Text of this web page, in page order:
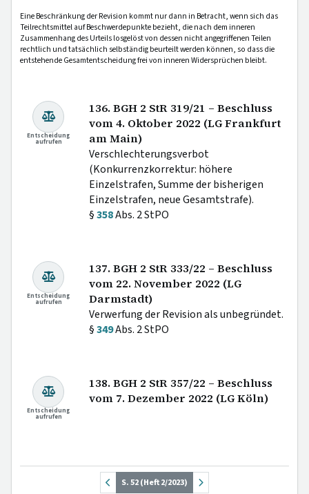
Eine Beschränkung der Revision kommt nur dann in Betracht, wenn sich das
Teilrechtsmittel auf Beschwerdepunkte bezieht, die nach dem inneren
Zusammenhang des Urteils losgelöst von dessen nicht angegriffenen Teilen
rechtlich und tatsächlich selbständig beurteilt werden können, so dass die
entstehende Gesamtentscheidung frei von inneren Widersprüchen bleibt.
Entscheidung
aufrufen
136. BGH 2 StR 319/21 – Beschluss
vom 4. Oktober 2022 (LG Frankfurt
am Main)
Verschlechterungsverbot
(Konkurrenzkorrektur: höhere
Einzelstrafen, Summe der bisherigen
Einzelstrafen, neue Gesamtstrafe).
§358Abs. 2 StPO
Entscheidung
aufrufen
137. BGH 2 StR 333/22 – Beschluss
vom 22. November 2022 (LG
Darmstadt)
Verwerfung der Revision als unbegründet.
§349Abs. 2 StPO
Entscheidung
aufrufen
138. BGH 2 StR 357/22 – Beschluss
vom 7. Dezember 2022 (LG Köln)
S. 52 (Heft 2/2023)